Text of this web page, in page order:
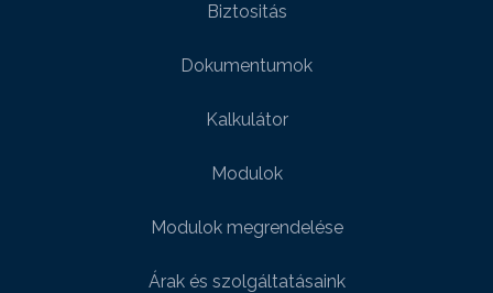
Biztositás
Dokumentumok
Kalkulátor
Modulok
Modulok megrendelése
Árak és szolgáltatásaink